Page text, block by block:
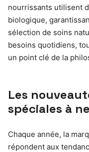
nourrissants utilisent
biologique,
sélection de soins
besoins quotidiens,
un point clé de la
Les
spéciales à
Chaque année, la
répondent aux